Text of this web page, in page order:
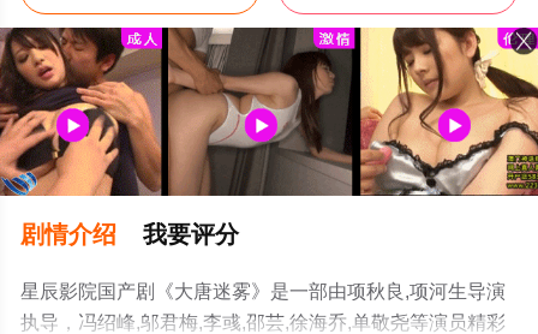
剧情介绍 我要评分
星辰影院国产剧《大唐迷雾》是一部由项秋良,项河生导演
执导，冯绍峰,邬君梅,李彧,邵芸,徐海乔,单敬尧等演员精彩